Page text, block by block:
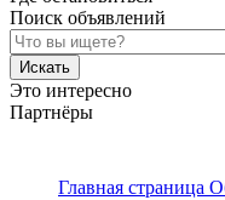
Поиск объявлений
Искать
Это интересно
Партнёры
Главная страница